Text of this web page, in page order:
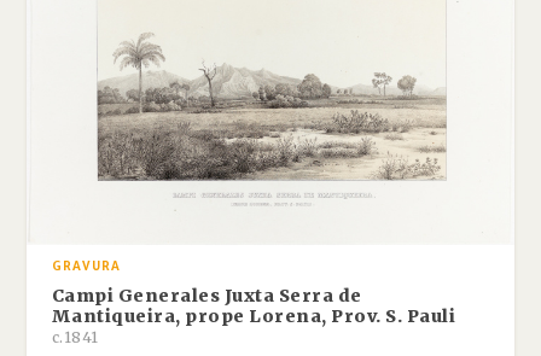
GRAVURA
Campi Generales Juxta Serra de
Mantiqueira, prope Lorena, Prov. S. Pauli
c.1841